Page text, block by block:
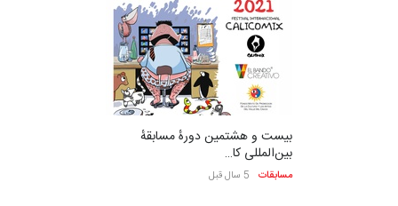
بیست و هشتمین دورهٔ مسابقهٔ
بین‌المللی کا…
مسابقات 5 سال قبل